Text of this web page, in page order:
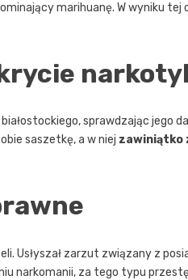
marihuanę. W wyniku tej
sprawdzając jego
saszetkę, a w niej zawiniątko
Usłyszał zarzut związany z
narkomanii, za tego typu